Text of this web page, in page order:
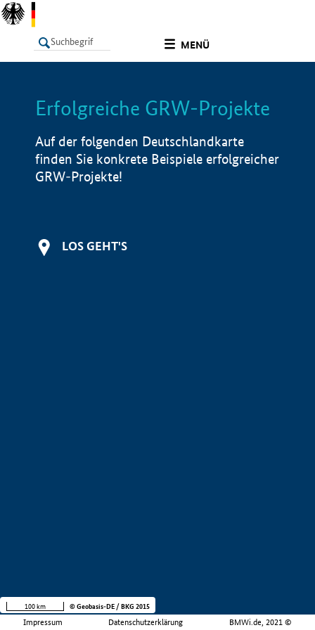
MENÜ
LISTE Info
Erfolgreiche GRW-Projekte
Auf der folgenden Deutschlandkarte
finden Sie konkrete Beispiele erfolgreicher
GRW-Projekte!
LOS GEHT'S
Impressum Datenschutzerklärung BMWi.de, 2021 ©
100 km © Geobasis-DE / BKG 2015